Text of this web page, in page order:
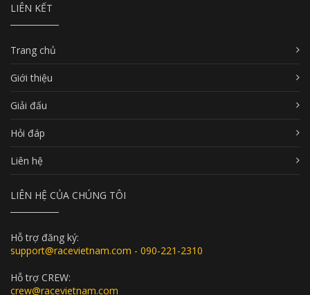
LIÊN KẾT
Trang chủ
Giới thiệu
Giải đấu
Hỏi đáp
Liên hệ
LIÊN HỆ CỦA CHÚNG TÔI
Hỗ trợ đăng ký:
support@racevietnam.com - 090-221-2310
Hỗ trợ CREW:
crew@racevietnam.com